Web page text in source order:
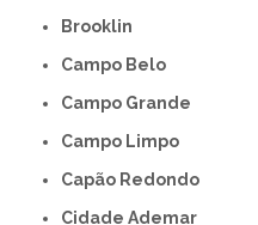
Brooklin
Campo Belo
Campo Grande
Campo Limpo
Capão Redondo
Cidade Ademar